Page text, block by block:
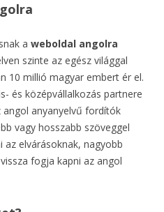
a weboldal angolra
szinte az egész világgal
10 millió magyar embert ér el.
és középvállalkozás partnere
anyanyelvű fordítók
vagy hosszabb szöveggel
az elvárásoknak, nagyobb
fogja kapni az angol